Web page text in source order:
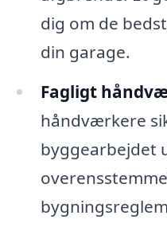
dig om de
din garage.
Fagligt
håndværkere
byggearbejdet